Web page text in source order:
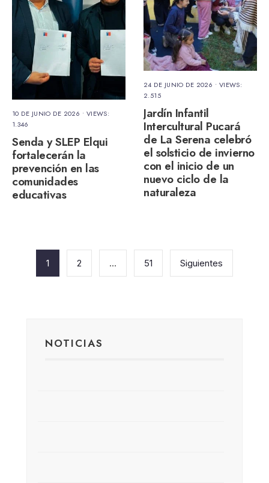
24 DE JUNIO DE 2026 • VIEWS:
2.515
Jardín Infantil
Intercultural Pucará
de La Serena celebró
el solsticio de invierno
con el inicio de un
nuevo ciclo de la
naturaleza
10 DE JUNIO DE 2026 • VIEWS:
1.346
Senda y SLEP Elqui
fortalecerán la
prevención en las
comunidades
educativas
Paginación
1 2 … 51 Siguientes
NOTICIAS